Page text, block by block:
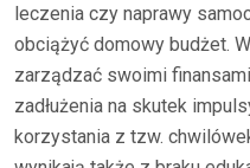
leczenia czy naprawy
obciążyć domowy budżet.
zarządzać swoimi
zadłużenia na skutek
korzystania z tzw.